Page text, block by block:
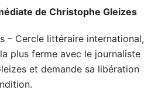
de Christophe Gleizes
– Cercle littéraire international,
plus ferme avec le journaliste
et demande sa libération